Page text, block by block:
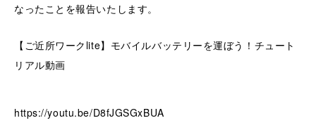
なったことを報告いたします。
【ご近所ワークlite】モバイルバッテリーを運ぼう！チュート
リアル動画
https://youtu.be/D8fJGSGxBUA